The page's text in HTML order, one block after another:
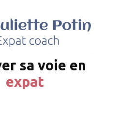
sa voie en
expat